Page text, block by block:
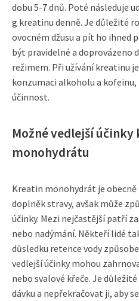
dobu 5-7 dnů. Poté následuje
g kreatinu denně. Je důležité
ovocném džusu a pít ho ihned
být pravidelné a doprovázeno
režimem. Při užívání kreatinu
konzumaci alkoholu a
účinnost.
Možné vedlejší
monohydrátu
Kreatin monohydrát je obecně
doplněk stravy, avšak může
účinky. Mezi nejčastější patří
nebo nadýmání. Někteří lidé
důsledku retence vody
vedlejší účinky mohou
nebo svalové křeče. Je
dávku a nepřekračovat ji, aby